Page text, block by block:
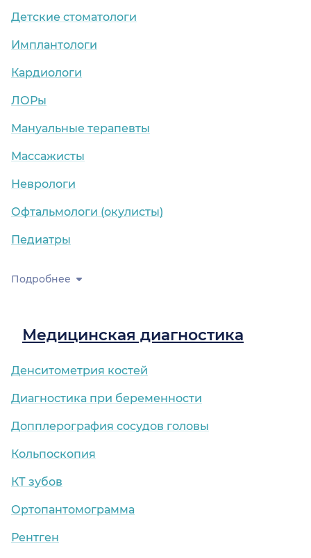
Детские стоматологи
Имплантологи
Кардиологи
ЛОРы
Мануальные терапевты
Массажисты
Неврологи
Офтальмологи (окулисты)
Педиатры
Подробнее
Медицинская диагностика
Денситометрия костей
Диагностика при беременности
Допплерография сосудов головы
Кольпоскопия
КТ зубов
Ортопантомограмма
Рентген